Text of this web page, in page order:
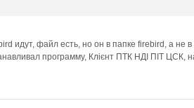
идут, файл есть, но он в папке firebird, а не в
программу, Клієнт ПТК НДІ ПІТ ЦСК,